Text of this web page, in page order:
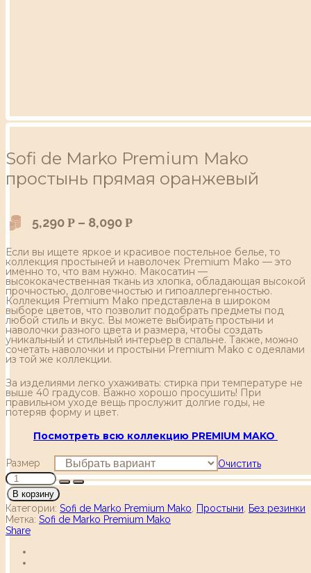
Sofi de Marko Premium Mako
простынь прямая оранжевый
5,290 Р – 8,090 Р
Если вы ищете яркое и красивое постельное белье, то
коллекция простыней и наволочек Premium Mako — это
именно то, что вам нужно. Макосатин —
высококачественная ткань из хлопка, обладающая высокой
прочностью, долговечностью и гипоаллергенностью.
Коллекция Premium Mako представлена в широком
выборе цветов, что позволит подобрать предметы под
любой стиль и вкус. Вы можете выбирать простыни и
наволочки разного цвета и размера, чтобы создать
уникальный и стильный интерьер в спальне. Также, можно
сочетать наволочки и простыни Premium Mako с одеялами
из той же коллекции.
За изделиями легко ухаживать: стирка при температуре не
выше 40 градусов. Важно хорошо просушить! При
правильном уходе вещь прослужит долгие годы, не
потеряв форму и цвет.
Посмотреть всю коллекцию PREMIUM MAKO
Размер Очистить
В корзину
Категории: Sofi de Marko Premium Mako Простыни
Без резинки
Метка: Sofi de Marko Premium Mako
Share